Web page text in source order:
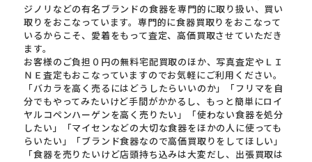
ジノリなどの有名ブランドの食器を専門的に取り扱い、買い
取りをおこなっています。専門的に食器買取りをおこなって
いるからこそ、愛着をもって査定、高価買取させていただき
ます。
お客様のご負担０円の無料宅配買取のほか、写真査定やＬＩ
ＮＥ査定もおこなっていますのでお気軽にご利用ください。
「バカラを高く売るにはどうしたらいいのか」「フリマを自
分でもやってみたいけど手間がかかるし、もっと簡単にロイ
ヤルコペンハーゲンを高く売りたい」「使わない食器を処分
したい」「マイセンなどの大切な食器をほかの人に使っても
らいたい」「ブランド食器なので高価買取りをしてほしい」
「食器を売りたいけど店頭持ち込みは大変だし、出張買取は